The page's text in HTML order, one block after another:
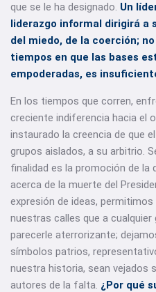
que se le ha designado. Un
liderazgo informal dirigirá a
del miedo, de la coerción;
tiempos en que las bases
empoderadas, es
En los tiempos que corren,
creciente indiferencia hacia el
instaurado la creencia de que
grupos aislados, a su arbitrio.
finalidad es la promoción de la
acerca de la muerte del
expresión de ideas, permitimos
nuestras calles que a cualquier
parecerle aterrorizante;
símbolos patrios,
nuestra historia, sean vejados
autores de la falta. ¿Por qué